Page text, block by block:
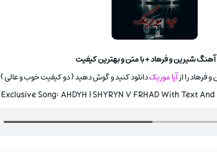
آهنگ شیرین و فرهاد + با متن و بهترین کیفیت
فرهاد را ازآپا موزیکدانلود کنید و گوش دهید { دو کیفیت خوب و عالی }
Exclusive Song: AHDYH | SHYRYN V FRHAD With Text